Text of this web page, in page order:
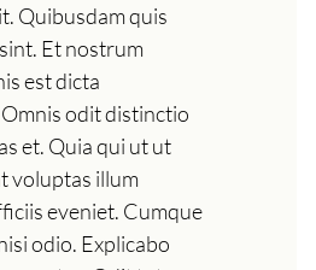
Quibusdam quis
Et nostrum
est dicta
odit distinctio
et. Quia qui ut ut
voluptas illum
eveniet. Cumque
odio. Explicabo